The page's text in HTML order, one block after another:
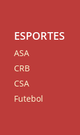
ESPORTES
ASA
CRB
CSA
Futebol